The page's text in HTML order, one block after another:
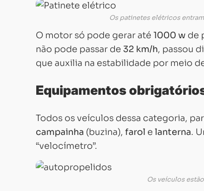
Os patinetes elétricos
O motor só pode gerar até 1000 w de
não pode passar de 32 km/h, passou
que auxilia na estabilidade por meio
Equipamentos
Todos os veículos dessa categoria,
campainha (buzina), farol e lanterna.
“velocímetro”.
Os veículos